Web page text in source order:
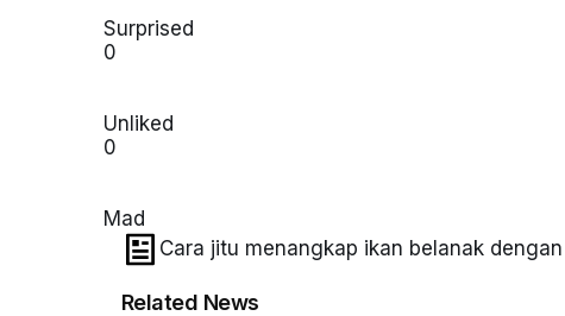
Surprised
0
Unliked
0
Mad
Cara jitu menangkap ikan belanak
Related News